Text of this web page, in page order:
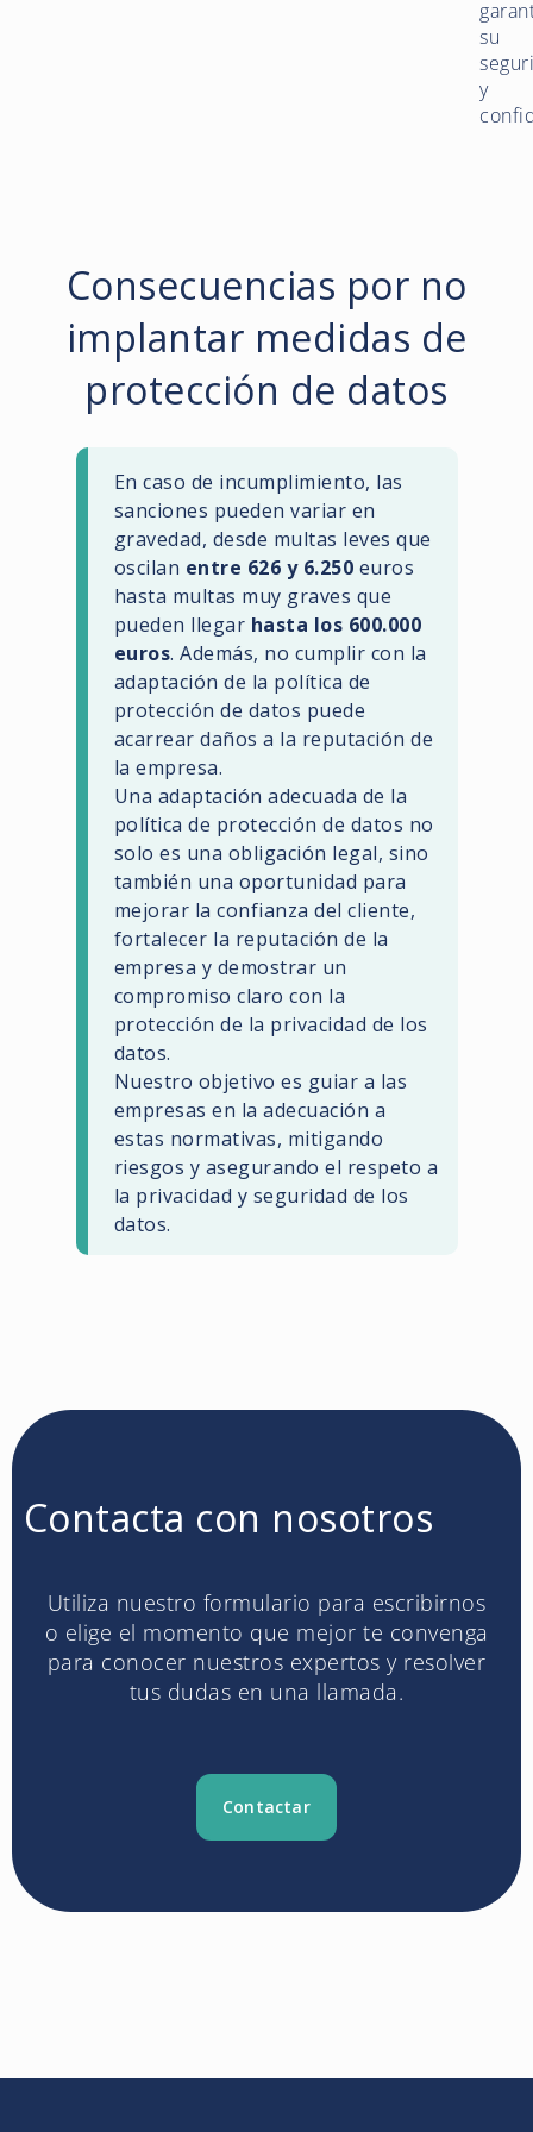
su
y
Consecuencias por no
implantar medidas de
protección de datos
En caso de incumplimiento, las
sanciones pueden variar en
gravedad, desde multas leves que
oscilan entre 626 y 6.250 euros
hasta multas muy graves que
pueden llegar hasta los 600.000
euros. Además, no cumplir con la
adaptación de la política de
protección de datos puede
acarrear daños a la reputación de
la empresa.
Una adaptación adecuada de la
política de protección de datos no
solo es una obligación legal, sino
también una oportunidad para
mejorar la confianza del cliente,
fortalecer la reputación de la
empresa y demostrar un
compromiso claro con la
protección de la privacidad de los
datos.
Nuestro objetivo es guiar a las
empresas en la adecuación a
estas normativas, mitigando
riesgos y asegurando el respeto a
la privacidad y seguridad de los
datos.
Contacta con nosotros
Utiliza nuestro formulario para escribirnos
o elige el momento que mejor te convenga
para conocer nuestros expertos y resolver
tus dudas en una llamada.
Contactar